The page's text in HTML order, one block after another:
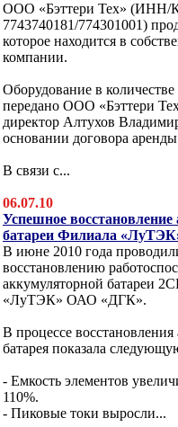
ООО «Бэттери Тех»
7743740181/774301001)
которое находится в
компании.
Оборудование в
передано ООО «Бэттери
директор Алтухов
основании договора
В связи с...
06.07.10
Успешное
батареи Филиала
В июне 2010 года
восстановлению
аккумуляторной батареи
«ЛуТЭК» ОАО «ДГК».
В процессе восстановления
батарея показала
- Емкость элементов
110%.
- Пиковые токи выросли...